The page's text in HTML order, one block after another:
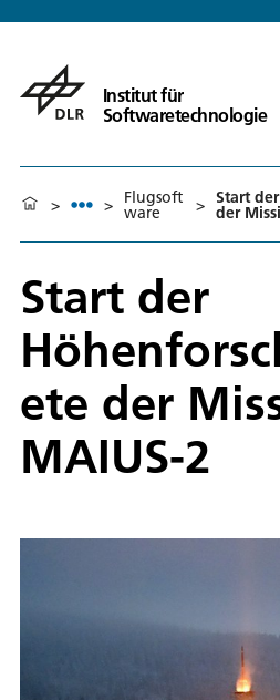
Institut für
Softwaretechnologie
> > Flugsoft
ware > Start
der
Start der
ete der
MAIUS-2